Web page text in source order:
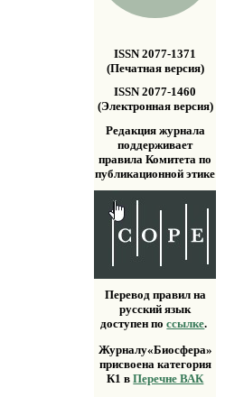
ISSN 2077-1371
(Печатная версия)
ISSN 2077-1460
(Электронная версия)
Редакция журнала
поддерживает
правила Комитета по
публикационной этике
Перевод правил на
русский язык
доступен поссылке.
Журналу«Биосфера»
присвоена категория
К1 вПеречне ВАК